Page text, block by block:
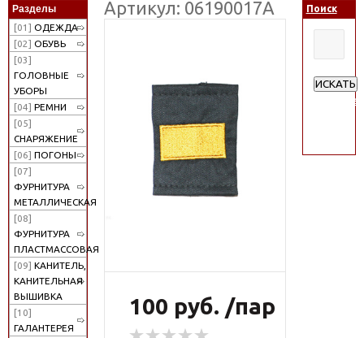
Разделы
[01] ОДЕЖДА
[02] ОБУВЬ
[03]
ГОЛОВНЫЕ
УБОРЫ
[04] РЕМНИ
[05]
СНАРЯЖЕНИЕ
[06] ПОГОНЫ
[07]
ФУРНИТУРА
МЕТАЛЛИЧЕСКАЯ
[08]
ФУРНИТУРА
ПЛАСТМАССОВАЯ
[09] КАНИТЕЛЬ,
КАНИТЕЛЬНАЯ
ВЫШИВКА
[10]
ГАЛАНТЕРЕЯ
Артикул: 06190017А
100 руб. /пар
Поиск
ИСКАТЬ